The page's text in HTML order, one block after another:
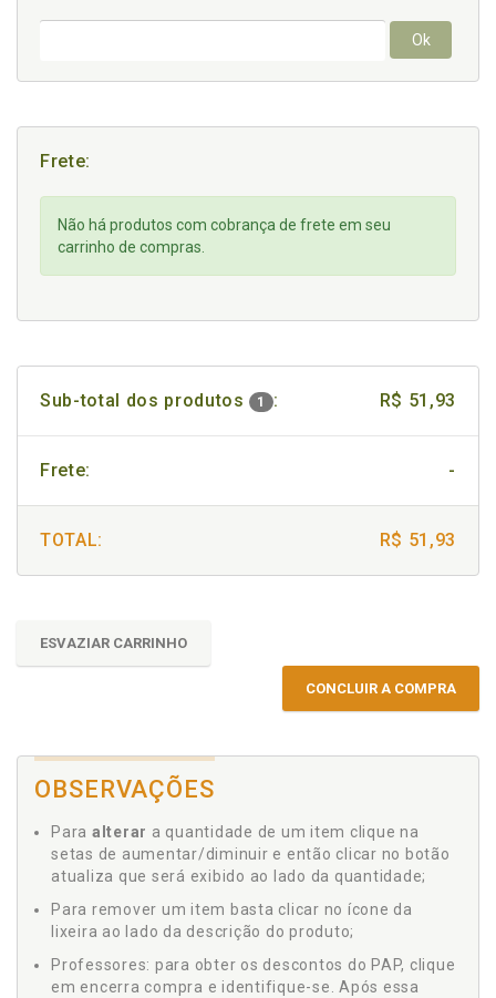
Ok
Frete:
Não há produtos com cobrança de frete em seu
carrinho de compras.
Sub-total dos produtos 1 : R$ 51,93
Frete: -
TOTAL: R$ 51,93
ESVAZIAR CARRINHO
CONCLUIR A COMPRA
OBSERVAÇÕES
Para alterar a quantidade de um item clique na
setas de aumentar/diminuir e então clicar no botão
atualiza que será exibido ao lado da quantidade;
Para remover um item basta clicar no ícone da
lixeira ao lado da descrição do produto;
Professores: para obter os descontos do PAP, clique
em encerra compra e identifique-se. Após essa